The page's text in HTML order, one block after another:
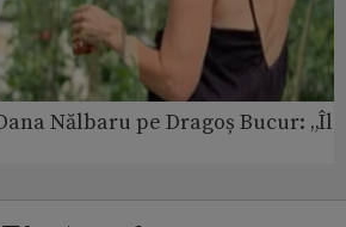
Nălbaru pe Dragoș Bucur: „Îl